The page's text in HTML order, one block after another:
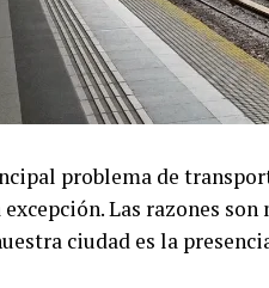
problema de
excepción. Las razones
ciudad es la